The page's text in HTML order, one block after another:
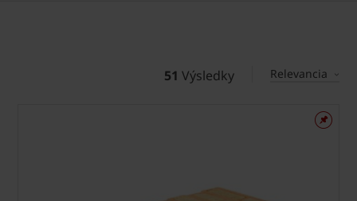
51 Výsledky Relevancia